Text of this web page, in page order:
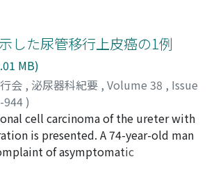
serosa of liver, stomach, small
Biopsied specimen showed
of peritoneum and renal cell
He was treated with
and intravenous pirarubicin
and chemoembolization for renal
of therapy, he suffered from
coagulation and died of
Autopsy revealed that
were markedly decreased in
した尿管移行上皮癌の1例
MB)
会 , 泌尿器科紀要 , Volume 38 , Issue
944)
;安永, 豊;松宮, 清美;岡, 聖次;高羽, 津
彦; Tsujimura, Akira;Nishimura,
;Matsumiya, Kiyomi
Minato
cell carcinoma of the ureter with
is presented. A 74-year-old man
of asymptomatic
referred for a suspicion of a